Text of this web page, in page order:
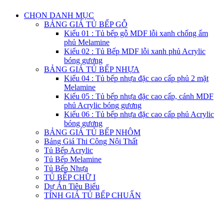
CHỌN DANH MỤC
BẢNG GIÁ TỦ BẾP GỖ
Kiểu 01 : Tủ bếp gỗ MDF lỗi xanh chống ẩm
phủ Melamine
Kiểu 02 : Tủ Bếp MDF lỗi xanh phủ Acrylic
bóng gương
BẢNG GIÁ TỦ BẾP NHỰA
Kiểu 04 : Tủ bếp nhựa đặc cao cấp phủ 2 mặt
Melamine
Kiểu 05 : Tủ bếp nhựa đặc cao cấp, cánh MDF
phủ Acrylic bóng gương
Kiểu 06 : Tủ bếp nhựa đặc cao cấp phủ Acrylic
bóng gương
BẢNG GIÁ TỦ BẾP NHÔM
Bảng Giá Thi Công Nội Thất
Tủ Bếp Acrylic
Tủ Bếp Melamine
Tủ Bếp Nhựa
TỦ BẾP CHỮ I
Dự Án Tiêu Biểu
TÍNH GIÁ TỦ BẾP CHUẨN